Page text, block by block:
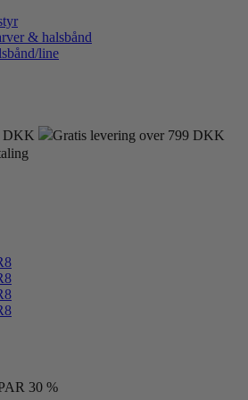
& halsbånd
line
DKK
Gratis levering over 799 DKK
30 %